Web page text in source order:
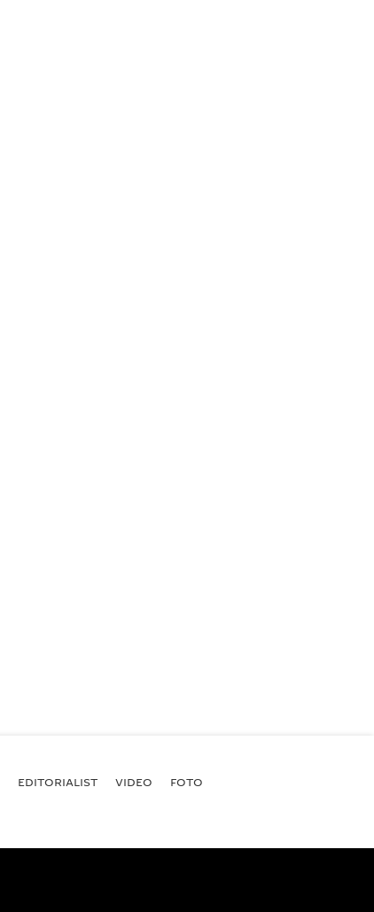
EDITORIALIST VIDEO FOTO